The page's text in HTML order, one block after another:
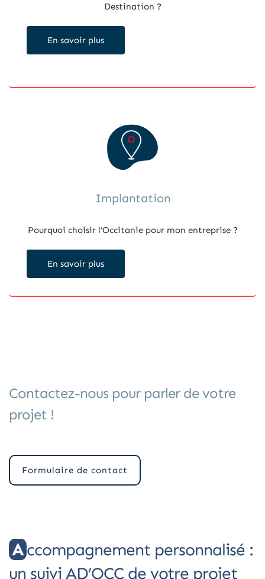
Destination ?
En savoir plus
Implantation
Pourquoi choisir l’Occitanie pour mon entreprise ?
En savoir plus
Contactez-nous pour parler de votre
projet !
Formulaire de contact
Accompagnement personnalisé :
un suivi AD’OCC de votre projet